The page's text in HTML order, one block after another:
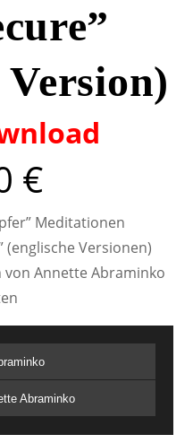
Version)
€
Meditationen
(englische Versionen)
von Annette Abraminko
Abraminko